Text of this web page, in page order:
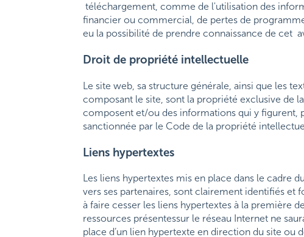
téléchargement, comme de l'utilisation des
financier ou commercial, de pertes de
eu la possibilité de prendre connaissance de cet
Droit de propriété intellectuelle
Le site web, sa structure générale, ainsi que les
composant le site, sont la propriété exclusive de
composent et/ou des informations qui y figurent,
sanctionnée par le Code de la propriété
Liens hypertextes
Les liens hypertextes mis en place dans le cadre
vers ses partenaires, sont clairement identifiés et
à faire cesser les liens hypertextes à la première
ressources présentessur le réseau Internet ne
place d’un lien hypertexte en direction du site ou